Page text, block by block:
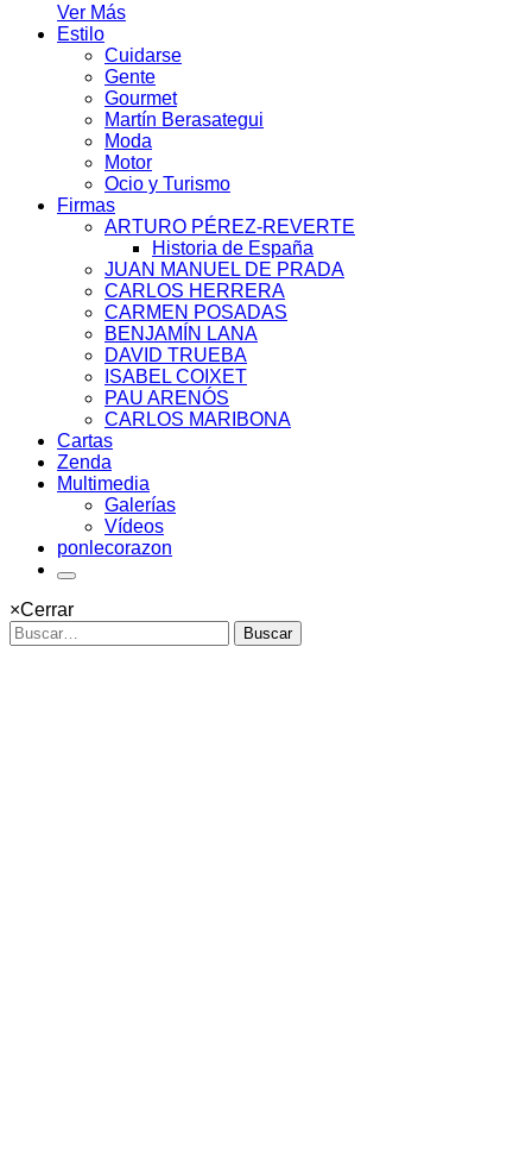
Ver Más
Estilo
Cuidarse
Gente
Gourmet
Martín Berasategui
Moda
Motor
Ocio y Turismo
Firmas
ARTURO PÉREZ-REVERTE
Historia de España
JUAN MANUEL DE PRADA
CARLOS HERRERA
CARMEN POSADAS
BENJAMÍN LANA
DAVID TRUEBA
ISABEL COIXET
PAU ARENÓS
CARLOS MARIBONA
Cartas
Zenda
Multimedia
Galerías
Vídeos
ponlecorazon
×Cerrar
Buscar